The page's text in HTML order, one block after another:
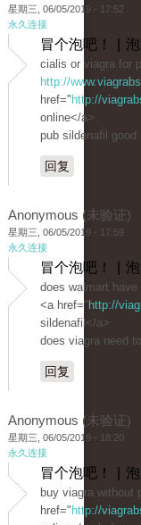
星期三, 06/05/2019 - 17:52
永久连接
冒个泡吧！ |
cialis or viagra for
http://
href=" http://
online</a>.
pub sildenafil good
回复
Anonymous (未验证)
星期三, 06/05/2019 - 17:59
永久连接
冒个泡吧！ |
does walmart
<a href=" http://
sildenafil</a>
does viagra need
回复
Anonymous (未验证)
星期三, 06/05/2019 - 18:20
永久连接
冒个泡吧！ |
buy viagra without
href=" http://